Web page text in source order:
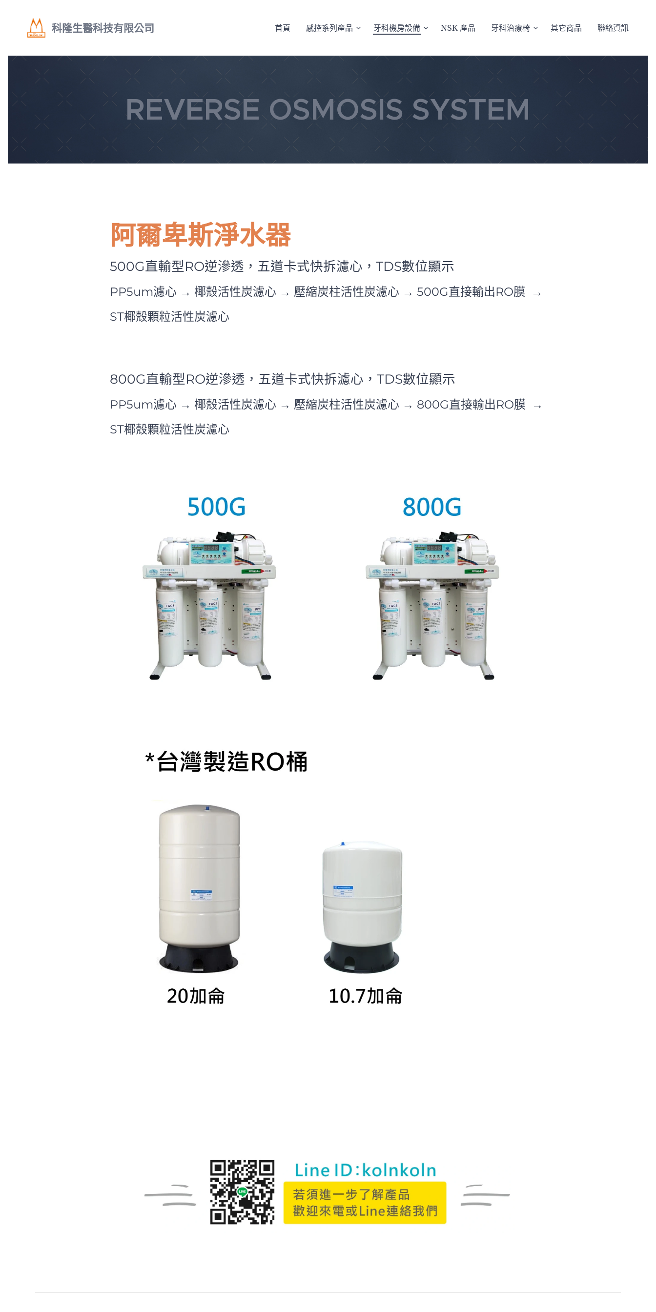
科隆生醫科技有限公司 首頁 感控系列產品 牙科機房設備 NSK 產品 牙科治療椅 其它商品 聯絡資訊
REVERSE OSMOSIS SYSTEM
阿爾卑斯淨水器
500G直輸型RO逆滲透，五道卡式快拆濾心，TDS數位顯示
PP5um濾心 → 椰殼活性炭濾心 → 壓縮炭柱活性炭濾心 → 500G直接輸出RO膜 →
ST椰殼顆粒活性炭濾心
800G直輸型RO逆滲透，五道卡式快拆濾心，TDS數位顯示
PP5um濾心 → 椰殼活性炭濾心 → 壓縮炭柱活性炭濾心 → 800G直接輸出RO膜 →
ST椰殼顆粒活性炭濾心